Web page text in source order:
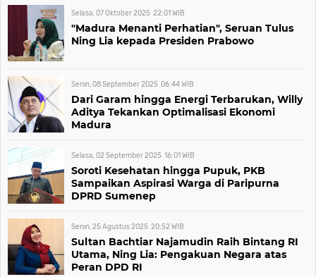
Selasa, 07 Oktober 2025 22:01 WIB
"Madura Menanti Perhatian", Seruan Tulus
Ning Lia kepada Presiden Prabowo
Senin, 08 September 2025 06:44WIB
Dari Garam hingga Energi Terbarukan, Willy
Aditya Tekankan Optimalisasi Ekonomi
Madura
Selasa, 02 September 2025 16:01 WIB
Soroti Kesehatan hingga Pupuk, PKB
Sampaikan Aspirasi Warga di Paripurna
DPRD Sumenep
Senin, 25 Agustus 2025 20:52WIB
Sultan Bachtiar Najamudin Raih Bintang RI
Utama, Ning Lia: Pengakuan Negara atas
Peran DPD RI